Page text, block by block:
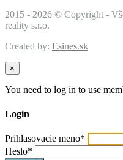
2015 - 2026 © Copyright -
reality s.r.o.
Created by: Esines.sk
×
You need to log in to use
Login
Prihlasovacie meno*
Heslo*